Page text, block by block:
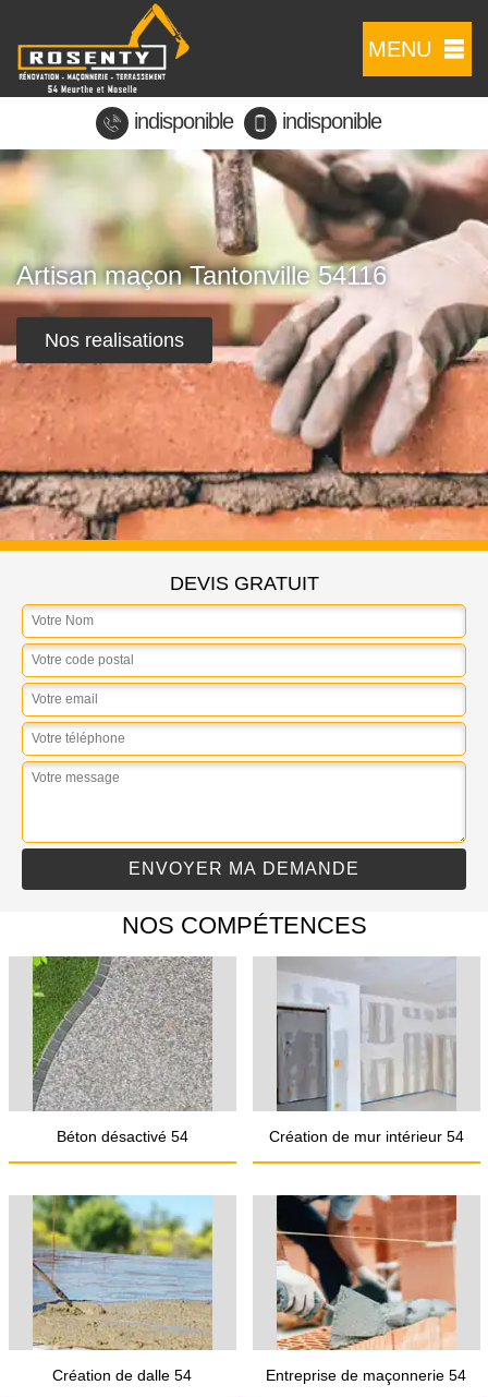
MENU
indisponible indisponible
Artisan maçon Tantonville 54116
Nos realisations
DEVIS GRATUIT
NOS COMPÉTENCES
Béton désactivé 54 Création de mur intérieur 54
Création de dalle 54 Entreprise de maçonnerie 54